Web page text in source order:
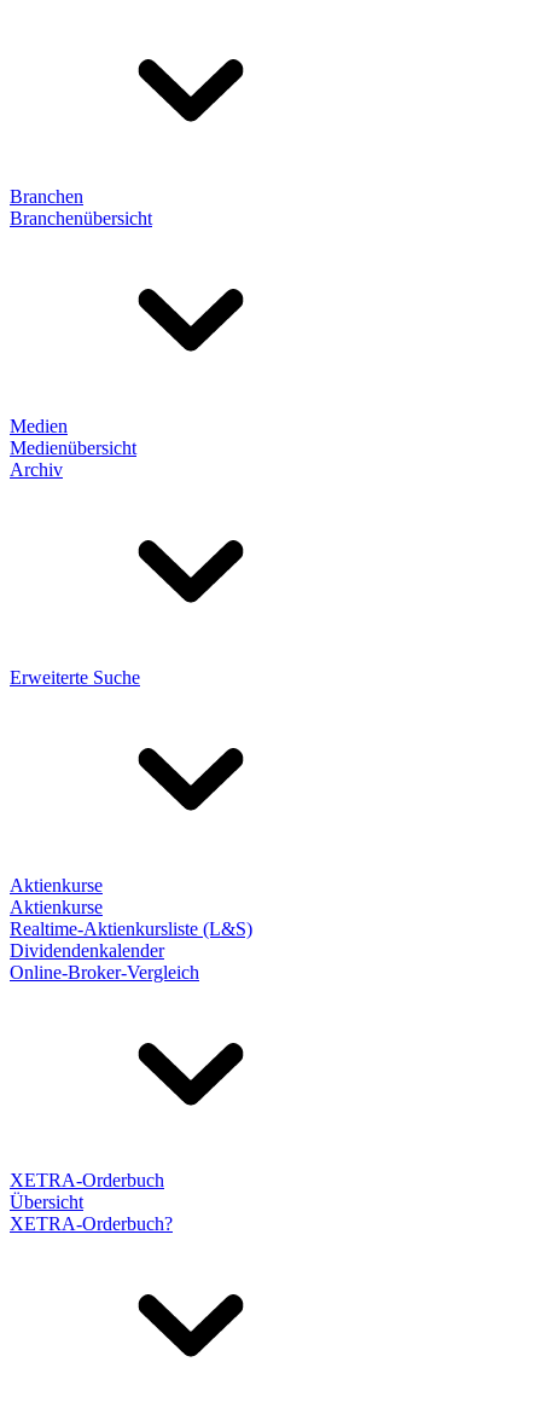
Branchen
Branchenübersicht
Medien
Medienübersicht
Archiv
Erweiterte Suche
Aktienkurse
Aktienkurse
Realtime-Aktienkursliste (L&S)
Dividendenkalender
Online-Broker-Vergleich
XETRA-Orderbuch
Übersicht
XETRA-Orderbuch?